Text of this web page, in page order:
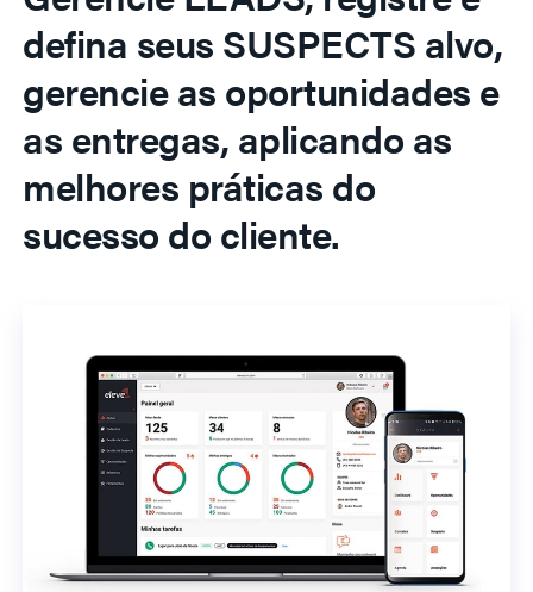
defina seus SUSPECTS alvo,
gerencie as oportunidades e
as entregas, aplicando as
melhores práticas do
sucesso do cliente.